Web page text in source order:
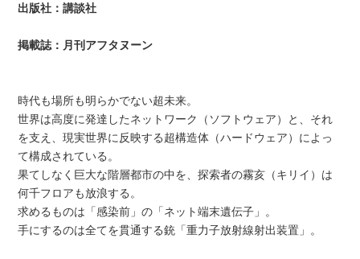
出版社：講談社
掲載誌：月刊アフタヌーン
時代も場所も明らかでない超未来。
世界は高度に発達したネットワーク（ソフトウェア）と、それ
を支え、現実世界に反映する超構造体（ハードウェア）によっ
て構成されている。
果てしなく巨大な階層都市の中を、探索者の霧亥（キリイ）は
何千フロアも放浪する。
求めるものは「感染前」の「ネット端末遺伝子」。
手にするのは全てを貫通する銃「重力子放射線射出装置」。